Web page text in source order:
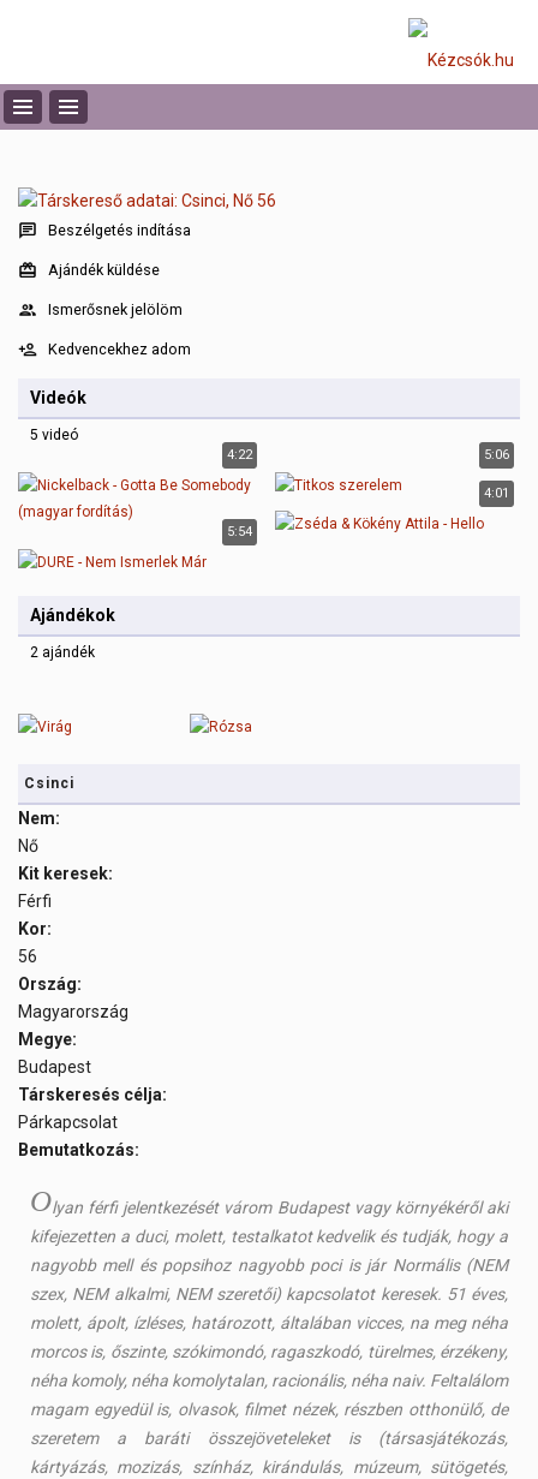
Beszélgetés indítása
Ajándék küldése
Ismerősnek jelölöm
Kedvencekhez adom
Videók
5 videó
4:22
Nickelback - Gotta Be Somebody (magyar fordítás)
5:06
Titkos szerelem 4:01
Zséda & Kökény Attila - Hello
5:54
DURE - Nem Ismerlek Már
Ajándékok
2 ajándék
Csinci
Nem:
Nő
Kit keresek:
Férfi
Kor:
56
Ország:
Magyarország
Megye:
Budapest
Társkeresés célja:
Párkapcsolat
Bemutatkozás:
Olyan férfi jelentkezését várom Budapest vagy környékéről aki
kifejezetten a duci, molett, testalkatot kedvelik és tudják, hogy a
nagyobb mell és popsihoz nagyobb poci is jár Normális (NEM
szex, NEM alkalmi, NEM szeretői) kapcsolatot keresek. 51 éves,
molett, ápolt, ízléses, határozott, általában vicces, na meg néha
morcos is, őszinte, szókimondó, ragaszkodó, türelmes, érzékeny,
néha komoly, néha komolytalan, racionális, néha naiv. Feltalálom
magam egyedül is, olvasok, filmet nézek, részben otthonülő, de
szeretem a baráti összejöveteleket is (társasjátékozás,
kártyázás, mozizás, színház, kirándulás, múzeum, sütögetés,